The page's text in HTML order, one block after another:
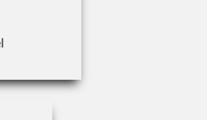
4010 250 ml Schwarz
26,20 €